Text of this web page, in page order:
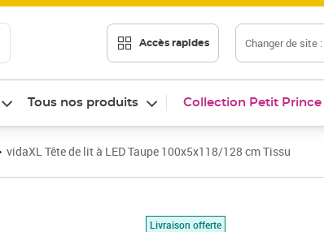
Accès rapides Changer de site :
Tous nos produits Collection Petit Prince
vidaXL Tête de lit à LED Taupe 100x5x118/128 cm Tissu
Livraison offerte
Prix barré 106,99 €
Prix 98,99€